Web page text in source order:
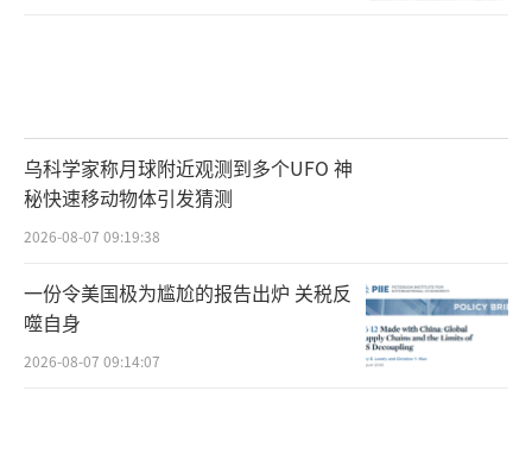
乌科学家称月球附近观测到多个UFO 神
秘快速移动物体引发猜测
2026-08-07 09:19:38
一份令美国极为尴尬的报告出炉 关税反
噬自身
2026-08-07 09:14:07